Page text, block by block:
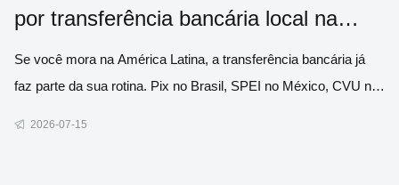
por transferência bancária local na
América Latina
Se você mora na América Latina, a transferência bancária já
faz parte da sua rotina. Pix no Brasil, SPEI no México, CVU na
2026-07-15